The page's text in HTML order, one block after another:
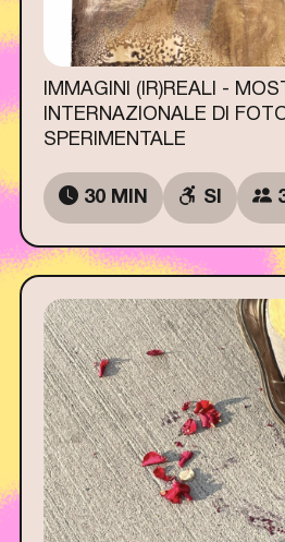
IMMAGINI (IR)REALI -
INTERNAZIONALE DI
SPERIMENTALE
30 MIN SI